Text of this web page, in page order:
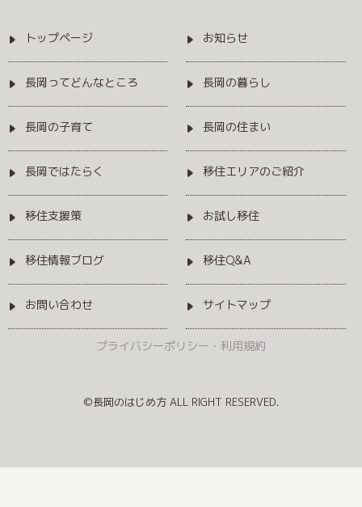
トップページ
長岡ってどんなところ
長岡の子育て
長岡ではたらく
移住支援策
移住情報ブログ
お問い合わせ
お知らせ
長岡の暮らし
長岡の住まい
移住エリアのご紹介
お試し移住
移住Q&A
サイトマップ
プライバシーポリシー・利用規約
©長岡のはじめ方 ALL RIGHT RESERVED.